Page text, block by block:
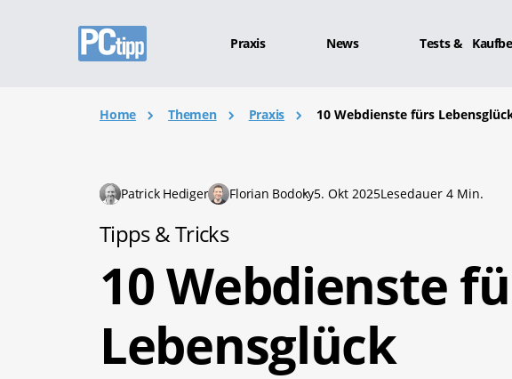
Praxis News Tests &
Home Themen Praxis 10 Webdienste fürs
Patrick Hediger Florian Bodoky5. Okt 2025Lesedauer 4 Min.
Tipps & Tricks
10 Webdienste
Lebensglück